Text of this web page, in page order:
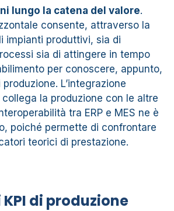
lungo la catena del valore.
consente, attraverso la
impianti produttivi, sia di
sia di attingere in tempo
per conoscere, appunto,
L’integrazione
la produzione con le altre
tra ERP e MES ne è
poiché permette di confrontare
teorici di prestazione.
KPI di produzione